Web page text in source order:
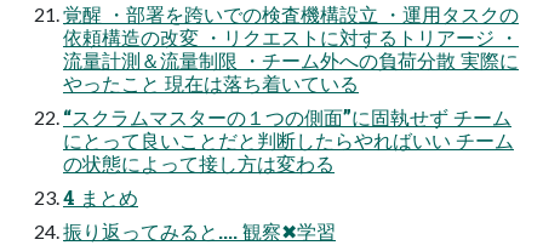
覚醒 ・部署を跨いでの検査機構設立 ・運用タスクの
依頼構造の改変 ・リクエストに対するトリアージ ・
流量計測＆流量制限 ・チーム外への負荷分散 実際に
やったこと 現在は落ち着いている
“スクラムマスターの１つの側面”に固執せず チーム
にとって良いことだと判断したらやればいい チーム
の状態によって接し方は変わる
4 まとめ
振り返ってみると.... 観察✖学習